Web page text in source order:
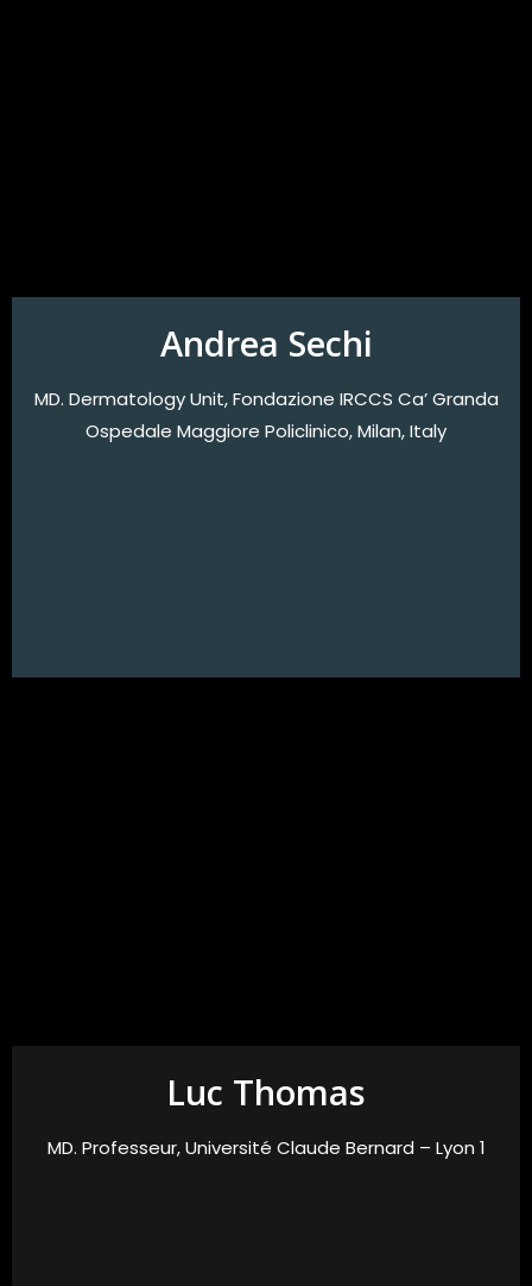
Andrea Sechi
MD. Dermatology Unit, Fondazione IRCCS Ca’ Granda
Ospedale Maggiore Policlinico, Milan, Italy
Luc Thomas
MD. Professeur, Université Claude Bernard – Lyon 1